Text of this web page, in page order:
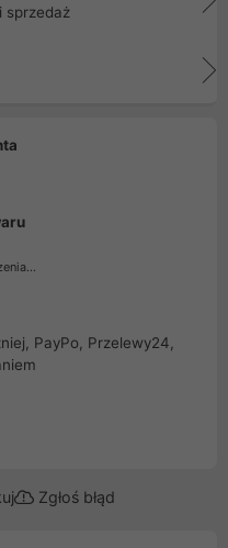
sprzedaż
PayPo, Przelewy24,
Zgłoś błąd